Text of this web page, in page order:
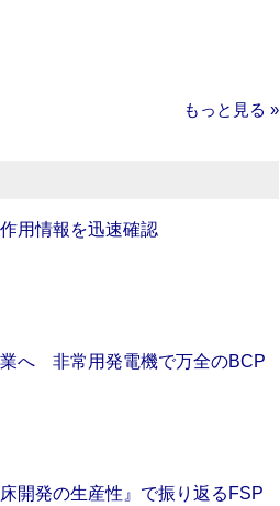
もっと見る »
用情報を迅速確認
業へ 非常用発電機で万全のBCP
開発の生産性』で振り返るFSP